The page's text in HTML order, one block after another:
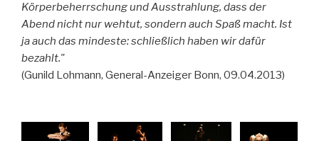
Körperbeherrschung und Ausstrahlung, dass der
Abend nicht nur wehtut, sondern auch Spaß macht. Ist
ja auch das mindeste: schließlich haben wir dafür
bezahlt."
(Gunild Lohmann, General-Anzeiger Bonn, 09.04.2013)